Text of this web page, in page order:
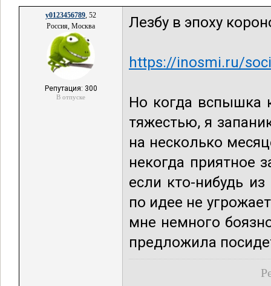
y0123456789, 52
Россия, Москва
Репутация: 300
В отпуске
Лезбу в эпоху
https://inosmi.ru/
Но когда вспышка
тяжестью, я
на несколько
некогда приятное
если кто-нибудь
по идее не
мне немного
предложила